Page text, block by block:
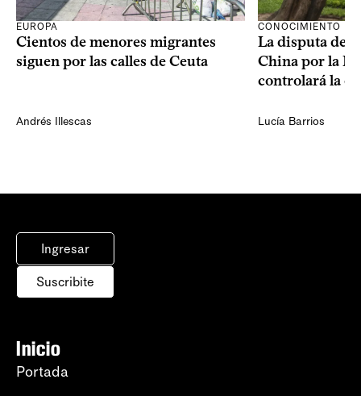
EUROPA
Cientos de menores migrantes
siguen por las calles de Ceuta
Andrés Illescas
CONOCIMIENTO
La disputa de
China por la
controlará la
Lucía Barrios
Ingresar
Suscribite
Inicio
Portada